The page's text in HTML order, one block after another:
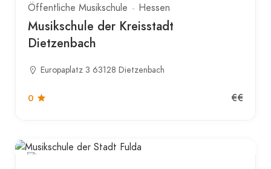
Öffentliche Musikschule Hessen
Musikschule der Kreisstadt
Dietzenbach
Europaplatz 3 63128 Dietzenbach
0 €€